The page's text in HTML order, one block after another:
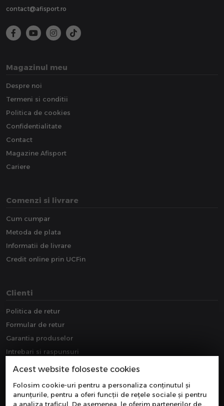
contact@afisport.ro
Magazinul meu
Despre noi
Termeni si conditii
Politica de cookies
Confidentialitate
Contact
Magazine Afisport
Cariere
Comenzi si livrare
Cum cumpar
Metoda de plata
Informatii de livrare
Credit online prin UCFin
Clienti
Politica de retur
Formular de retur
Garantia produselor
Intrebari si raspunsuri
Downloads
Acest website foloseste cookies
Folosim cookie-uri pentru a personaliza conținutul și
anunțurile, pentru a oferi funcții de rețele sociale și pentru
a analiza traficul. De asemenea, le oferim partenerilor de